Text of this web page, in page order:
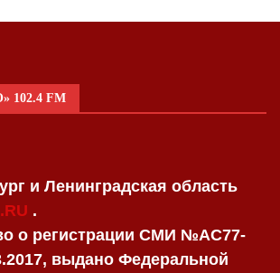
102.4 FM
и Ленинградская область
.
о регистрации СМИ №AC77-
выдано Федеральной